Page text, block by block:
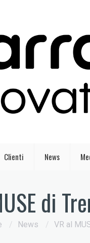
Clienti News
di
/ News / VR al